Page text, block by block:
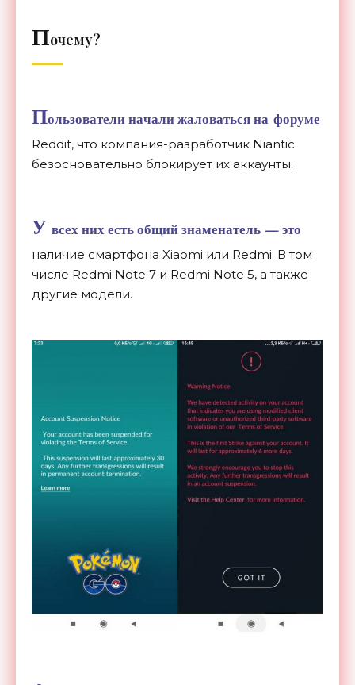
Почему?
Пользователи начали жаловаться на форуме
Reddit, что компания-разработчик Niantic
безосновательно блокирует их аккаунты.
У всех них есть общий знаменатель —это
наличие смартфона Xiaomi или Redmi. В том
числе Redmi Note 7 и Redmi Note 5, а также
другие модели.